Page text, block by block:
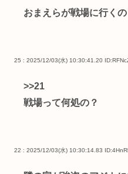
おまえらが戦場に行くの
25 : 2025/12/03(水) 10:30:41.20
>>21
戦場って何処の？
22 : 2025/12/03(水) 10:30:14.83